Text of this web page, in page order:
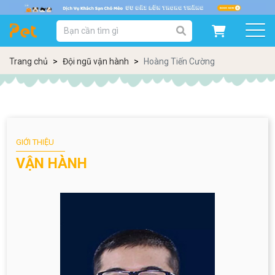
DANH MỤC SẢN PHẨM
SẢN PHẨM DÀNH CHO MÈO SẢN PHẨM DÀNH CHO CHÓ
Trang chủ Đội ngũ vận hành Hoàng Tiến Cường
GIỚI THIỆU
VẬN HÀNH